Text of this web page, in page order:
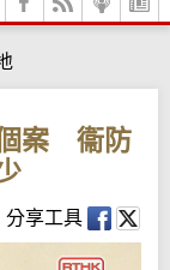
個案 衞防
分享工具